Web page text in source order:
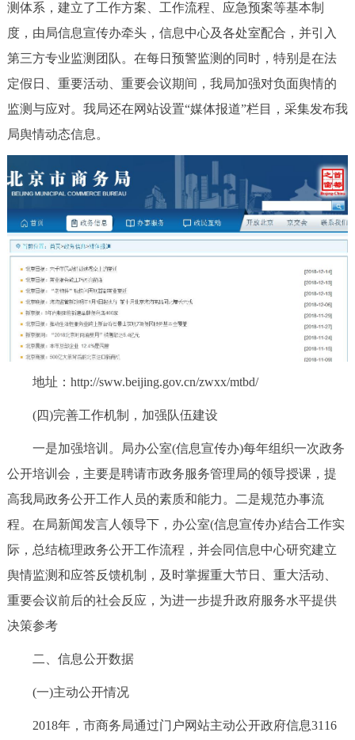
测体系，建立了工作方案、工作流程、应急预案等基本制
度，由局信息宣传办牵头，信息中心及各处室配合，并引入
第三方专业监测团队。在每日预警监测的同时，特别是在法
定假日、重要活动、重要会议期间，我局加强对负面舆情的
监测与应对。我局还在网站设置“媒体报道”栏目，采集发布我
局舆情动态信息。
地址：http://sww.beijing.gov.cn/zwxx/mtbd/
(四)完善工作机制，加强队伍建设
一是加强培训。局办公室(信息宣传办)每年组织一次政务
公开培训会，主要是聘请市政务服务管理局的领导授课，提
高我局政务公开工作人员的素质和能力。二是规范办事流
程。在局新闻发言人领导下，办公室(信息宣传办)结合工作实
际，总结梳理政务公开工作流程，并会同信息中心研究建立
舆情监测和应答反馈机制，及时掌握重大节日、重大活动、
重要会议前后的社会反应，为进一步提升政府服务水平提供
决策参考
二、信息公开数据
(一)主动公开情况
2018年，市商务局通过门户网站主动公开政府信息3116